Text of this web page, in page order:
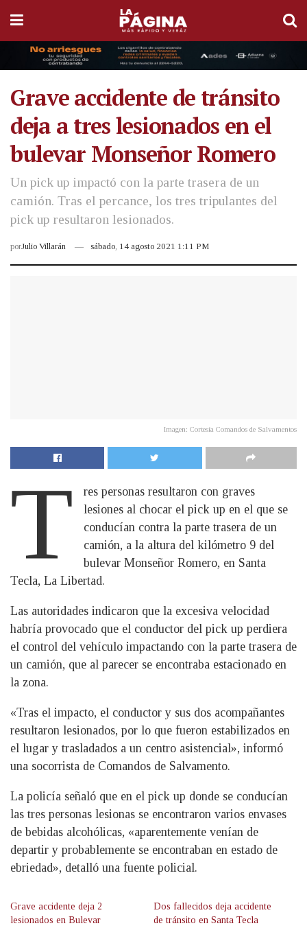
Grave accidente de tránsito
deja a tres lesionados en el
bulevar Monseñor Romero
Un pick up impactó con la parte trasera de un
camión. Tras el percance, los tres tripulantes del
pick up resultaron lesionados.
porJulio Villarán sábado, 14 agosto 2021 1:11 PM
Imagen: Cortesía Comandos de Salvamentos
T
res personas resultaron con graves
lesiones al chocar el pick up en el que se
conducían contra la parte trasera de un
camión, a la altura del kilómetro 9 del
bulevar Monseñor Romero, en Santa
Tecla, La Libertad.
Las autoridades indicaron que la excesiva velocidad
habría provocado que el conductor del pick up perdiera
el control del vehículo impactando con la parte trasera de
un camión, que al parecer se encontraba estacionado en
la zona.
«Tras el impacto, el conductor y sus dos acompañantes
resultaron lesionados, por lo que fueron estabilizados en
el lugar y trasladados a un centro asistencial», informó
una socorrista de Comandos de Salvamento.
La policía señaló que en el pick up donde se conducían
las tres personas lesionas se encontraron varios envases
de bebidas alcohólicas, «aparentemente venían de
departir y probablemente se encontraban en estado de
ebriedad», detalló una fuente policial.
Grave accidente deja 2
lesionados en Bulevar
Dos fallecidos deja accidente
de tránsito en Santa Tecla